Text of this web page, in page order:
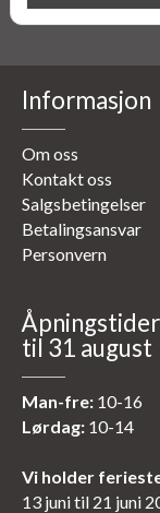
Informasjon
Om oss
Kontakt oss
Salgsbetingelser
Betalingsansvar
Personvern
til 31 august
Man-fre: 10-16
Lørdag: 10-14
Vi holder
13 juni til 21 juni